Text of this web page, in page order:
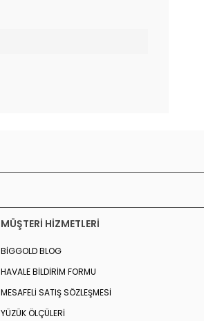
MÜŞTERI HIZMETLERI
BIGGOLD BLOG
HAVALE BILDIRIM FORMU
MESAFELI SATIŞ SÖZLEŞMESI
YÜZÜK ÖLÇÜLERI